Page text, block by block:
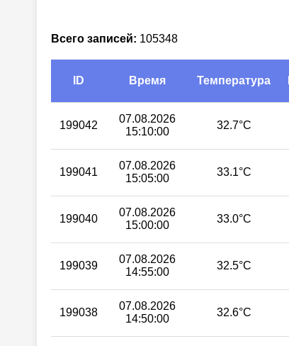
Всего записей: 105348
ID Время Температура
199042
07.08.2026
15:10:00
32.7°C
199041
07.08.2026
15:05:00
33.1°C
199040
07.08.2026
15:00:00
33.0°C
199039
07.08.2026
14:55:00
32.5°C
199038
07.08.2026
14:50:00
32.6°C